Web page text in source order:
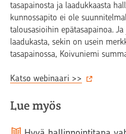
tasapainosta ja laadukkaasta
kunnossapito ei ole
talousasioihin epätasapainoa.
laadukasta, sekin on usein
tasapainossa, Koivuniemi
Katso webinaari >>
Lue myös